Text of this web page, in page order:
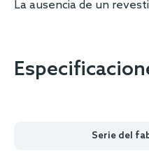
La ausencia de un
Serie del